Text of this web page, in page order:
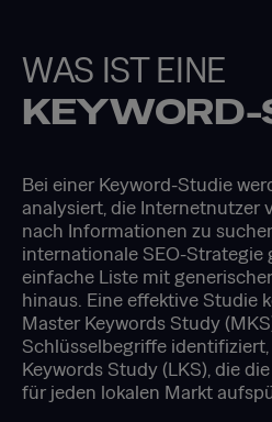
WAS IST EINE
KEYWORD-
Bei einer Keyword-Studie
analysiert, die Internetnutzer
nach Informationen zu
internationale SEO-Strategie
einfache Liste mit
hinaus. Eine effektive Studie
Master Keywords Study
Schlüsselbegriffe
Keywords Study (LKS), die
für jeden lokalen Markt